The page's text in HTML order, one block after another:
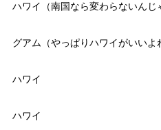
ハワイ（南国なら変わらないんじ
グアム（やっぱりハワイがいいよ
ハワイ
ハワイ